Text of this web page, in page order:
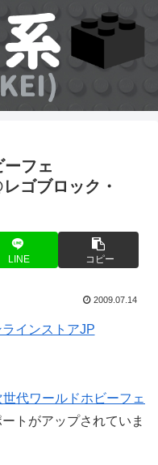
ーフェ
ゴブロック・
LINE コピー
2009.07.14
世代ワールドホビーフェ
トがアップされていま